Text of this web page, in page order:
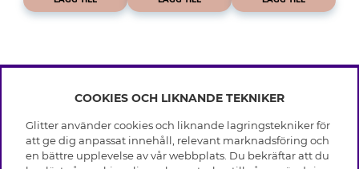
INFO
Leverans
Villkor
Integritetspolicy
OM GLITTER
COOKIES OCH LIKNANDE TEKNIKER
Glitter använder cookies och liknande lagringstekniker för
att ge dig anpassat innehåll, relevant marknadsföring och
en bättre upplevelse av vår webbplats. Du bekräftar att du